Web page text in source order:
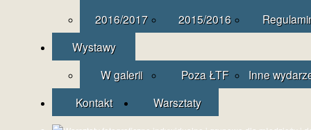
2016/2017
2015/2016
Wystawy
W galerii
Poza ŁTF
Inne
Kontakt
Warsztaty